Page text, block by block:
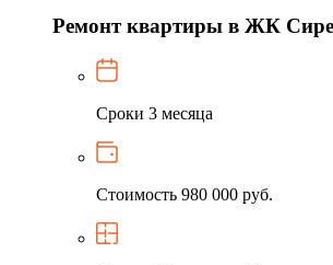
Ремонт квартиры в ЖК
Сроки 3 месяца
Стоимость 980 000 руб.